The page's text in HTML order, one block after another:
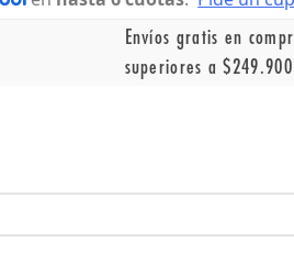
Envíos gratis en
superiores a $249.900